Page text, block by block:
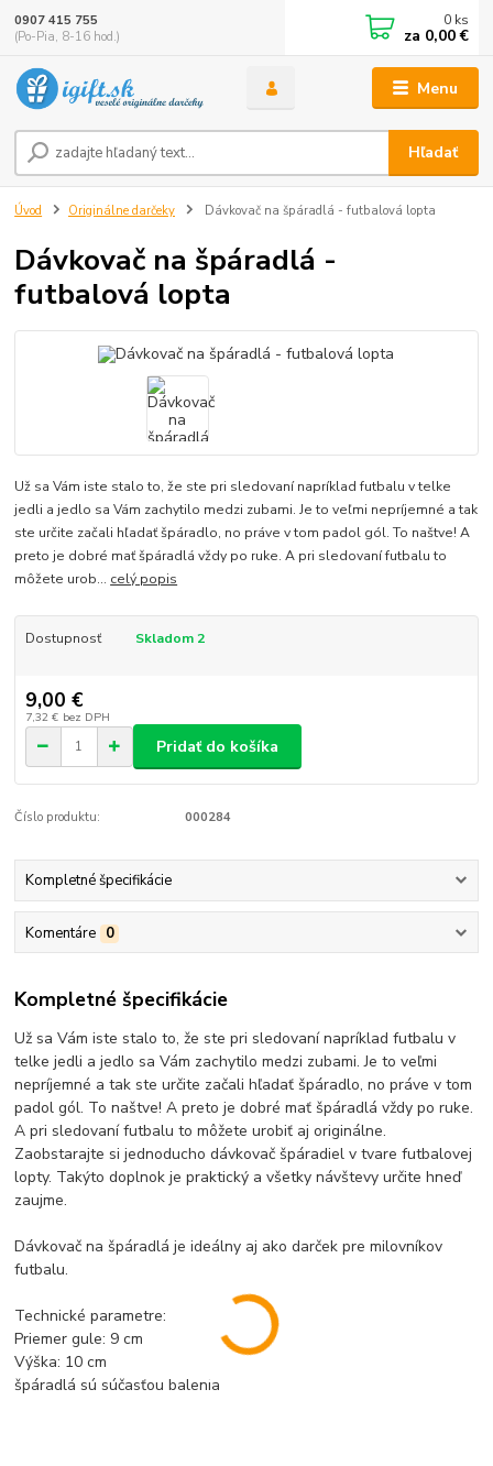
Menu
Hľadať
0907 415 755
(Po-Pia, 8-16 hod.)
0 ks
za 0,00 €
Úvod Originálne darčeky Dávkovač na špáradlá - futbalová lopta
Dávkovač na špáradlá -
futbalová lopta
Už sa Vám iste stalo to, že ste pri sledovaní napríklad futbalu v telke
jedli a jedlo sa Vám zachytilo medzi zubami. Je to veľmi nepríjemné a tak
ste určite začali hľadať špáradlo, no práve v tom padol gól. To naštve! A
preto je dobré mať špáradlá vždy po ruke. A pri sledovaní futbalu to
môžete urob... celý popis
Dostupnosť Skladom 2
9,00 €
7,32 € bez DPH
Pridať do košíka
Číslo produktu: 000284
Kompletné špecifikácie
Komentáre 0
Kompletné špecifikácie
Už sa Vám iste stalo to, že ste pri sledovaní napríklad futbalu v
telke jedli a jedlo sa Vám zachytilo medzi zubami. Je to veľmi
nepríjemné a tak ste určite začali hľadať špáradlo, no práve v tom
padol gól. To naštve! A preto je dobré mať špáradlá vždy po ruke.
A pri sledovaní futbalu to môžete urobiť aj originálne.
Zaobstarajte si jednoducho dávkovač špáradiel v tvare futbalovej
lopty. Takýto doplnok je praktický a všetky návštevy určite hneď
zaujme.
Dávkovač na špáradlá je ideálny aj ako darček pre milovníkov
futbalu.
Technické parametre:
Priemer gule: 9 cm
Výška: 10 cm
špáradlá sú súčasťou balenia